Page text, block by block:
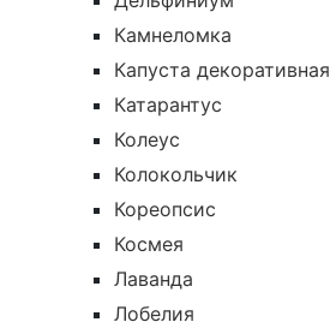
Камнеломка
Капуста декоративная
Катарантус
Колеус
Колокольчик
Кореопсис
Космея
Лаванда
Лобелия